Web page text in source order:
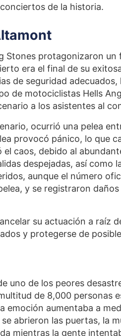
de la historia.
Stones protagonizaron un
era el final de su
de seguridad
de motociclistas Hells
a los asistentes al
ocurrió una pelea
provocó pánico, lo que
el caos, debido al
despejadas, así como
aunque el número
y se registraron
su actuación a raíz
y protegerse de
uno de los peores
de 8,000 personas
emoción aumentaba a
abrieron las puertas, la
mientras la gente